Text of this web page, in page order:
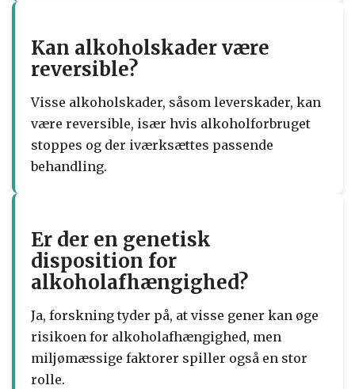
Kan alkoholskader være
reversible?
Visse alkoholskader, såsom leverskader, kan
være reversible, især hvis alkoholforbruget
stoppes og der iværksættes passende
behandling.
Er der en genetisk
disposition for
alkoholafhængighed?
Ja, forskning tyder på, at visse gener kan øge
risikoen for alkoholafhængighed, men
miljømæssige faktorer spiller også en stor
rolle.